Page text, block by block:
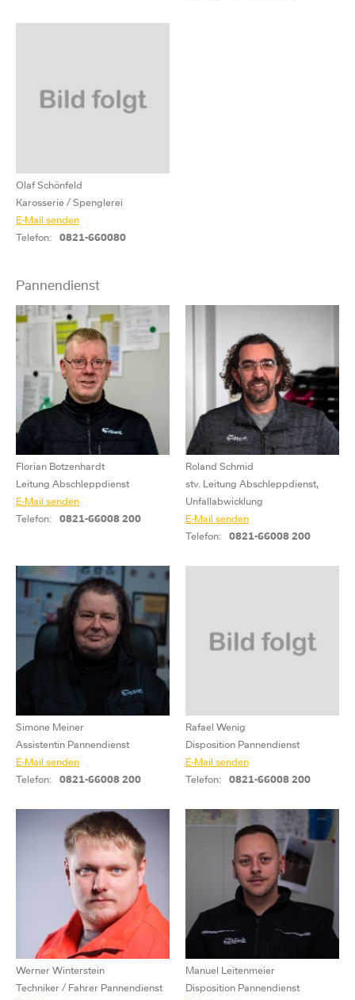
Olaf Schönfeld
Karosserie / Spenglerei
E-Mail senden
Telefon:
0821-660080
Pannendienst
Florian Botzenhardt
Leitung Abschleppdienst
E-Mail senden
Telefon:
0821-66008 200
Roland Schmid
stv. Leitung Abschleppdienst,
Unfallabwicklung
E-Mail senden
Telefon:
0821-66008 200
Simone Meiner
Assistentin Pannendienst
E-Mail senden
Telefon:
0821-66008 200
Rafael Wenig
Disposition Pannendienst
E-Mail senden
Telefon:
0821-66008 200
Werner Winterstein
Techniker / Fahrer Pannendienst
Manuel Leitenmeier
Disposition Pannendienst